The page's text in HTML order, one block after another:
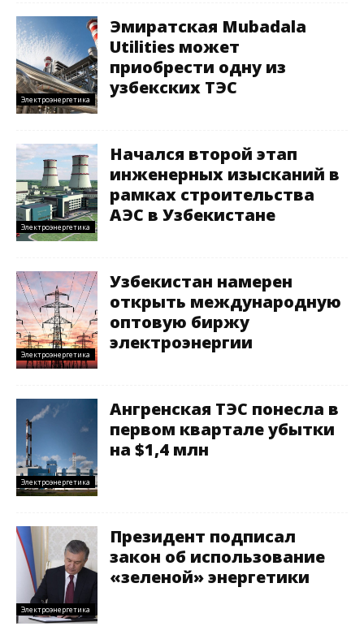
Электроэнергетика
Эмиратская Mubadala
Utilities может
приобрести одну из
узбекских ТЭС
Электроэнергетика
Начался второй этап
инженерных изысканий в
рамках строительства
АЭС в Узбекистане
Электроэнергетика
Узбекистан намерен
открыть международную
оптовую биржу
электроэнергии
Электроэнергетика
Ангренская ТЭС понесла в
первом квартале убытки
на $1,4 млн
Электроэнергетика
Президент подписал
закон об использование
«зеленой» энергетики